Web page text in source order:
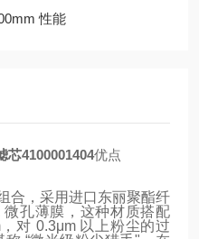
性能
芯4100001404优点
合，采用进口东丽聚酯纤
孔薄膜，这种材质搭配
对 0.3μm 以上粉尘的过